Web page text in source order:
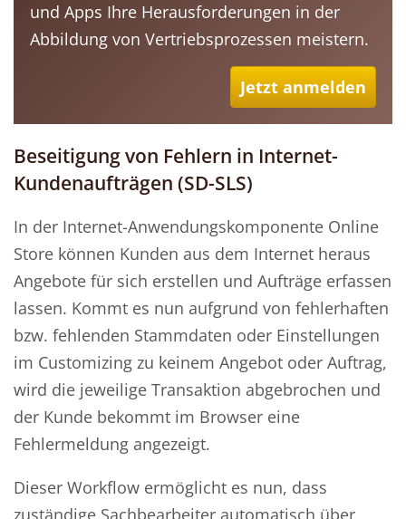
und Apps Ihre Herausforderungen in der
Abbildung von Vertriebsprozessen meistern.
Jetzt anmelden
Beseitigung von Fehlern in Internet-
Kundenaufträgen (SD-SLS)
In der Internet-Anwendungskomponente Online
Store können Kunden aus dem Internet heraus
Angebote für sich erstellen und Aufträge erfassen
lassen. Kommt es nun aufgrund von fehlerhaften
bzw. fehlenden Stammdaten oder Einstellungen
im Customizing zu keinem Angebot oder Auftrag,
wird die jeweilige Transaktion abgebrochen und
der Kunde bekommt im Browser eine
Fehlermeldung angezeigt.
Dieser Workflow ermöglicht es nun, dass